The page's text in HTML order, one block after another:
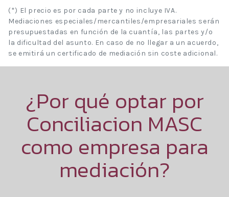
(*) El precio es por cada parte y no incluye IVA.
Mediaciones especiales/mercantiles/empresariales serán
presupuestadas en función de la cuantía, las partes y/o
la dificultad del asunto. En caso de no llegar a un acuerdo,
se emitirá un certificado de mediación sin coste adicional.
¿Por qué optar por
Conciliacion MASC
como empresa para
mediación?